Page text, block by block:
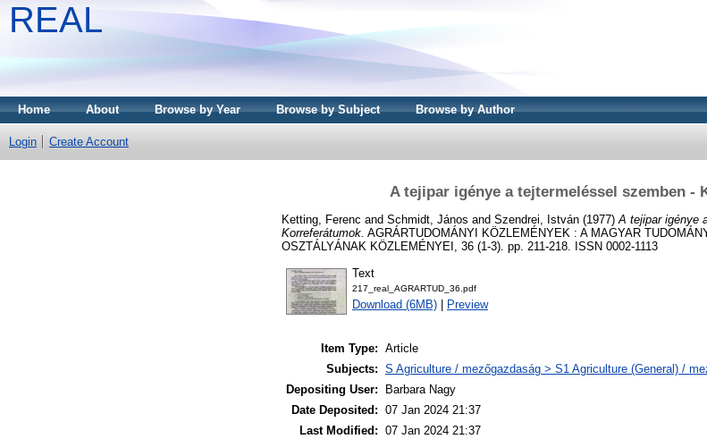
REAL
Home About Browse by Year Browse by Subject Browse by Author
Login Create Account
A tejipar igénye a tejtermeléssel szemben -
Ketting, Ferenc and Schmidt, János and Szendrei, István (1977) A tejipar igénye
Korreferátumok. AGRÁRTUDOMÁNYI KÖZLEMÉNYEK : A MAGYAR
OSZTÁLYÁNAK KÖZLEMÉNYEI, 36 (1-3). pp. 211-218. ISSN 0002-1113
Text
217_real_AGRARTUD_36.pdf
Download (6MB) Preview
Item Type: Article
Subjects: S Agriculture / mezőgazdaság > S1 Agriculture (General) /
Depositing User:
Barbara Nagy
Date Deposited: 07 Jan 2024 21:37
Last Modified: 07 Jan 2024 21:37